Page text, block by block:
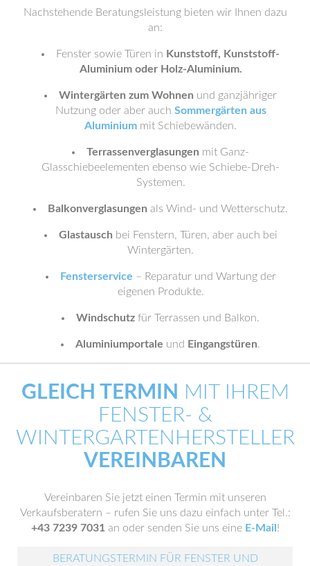
Nachstehende Beratungsleistung bieten wir Ihnen dazu
an:
Fenster sowie Türen in Kunststoff, Kunststoff-
Aluminium oder Holz-Aluminium.
Wintergärten zum Wohnen und ganzjähriger
Nutzung oder aber auch Sommergärten aus
Aluminium mit Schiebewänden.
Terrassenverglasungen mit Ganz-
Glasschiebeelementen ebenso wie Schiebe-Dreh-
Systemen.
Balkonverglasungen als Wind- und Wetterschutz.
Glastausch bei Fenstern, Türen, aber auch bei
Wintergärten.
Fensterservice – Reparatur und Wartung der
eigenen Produkte.
Windschutz für Terrassen und Balkon.
Aluminiumportale und Eingangstüren.
GLEICH TERMIN MIT IHREM
FENSTER- &
WINTERGARTENHERSTELLER
VEREINBAREN
Vereinbaren Sie jetzt einen Termin mit unseren
Verkaufsberatern – rufen Sie uns dazu einfach unter Tel.:
+43 7239 7031 an oder senden Sie uns eine E-Mail!
BERATUNGSTERMIN FÜR FENSTER UND